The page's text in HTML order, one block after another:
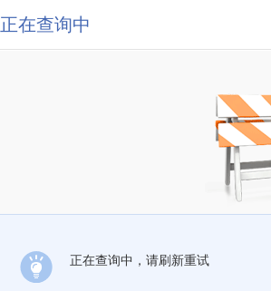
正在查询中
正在查询中，请刷新重试